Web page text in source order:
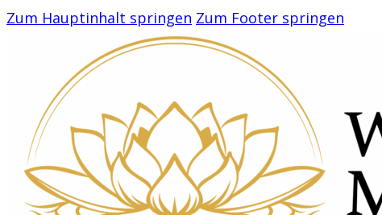
Zum Hauptinhalt springen Zum Footer springen